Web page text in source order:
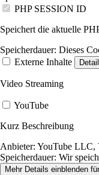
PHP SESSION ID
Speichert die aktuelle
Speicherdauer: Dieses
Externe Inhalte
Video Streaming
YouTube
Kurz Beschreibung
Anbieter: YouTube LLC,
Speicherdauer: Wir
Mehr Details einblenden